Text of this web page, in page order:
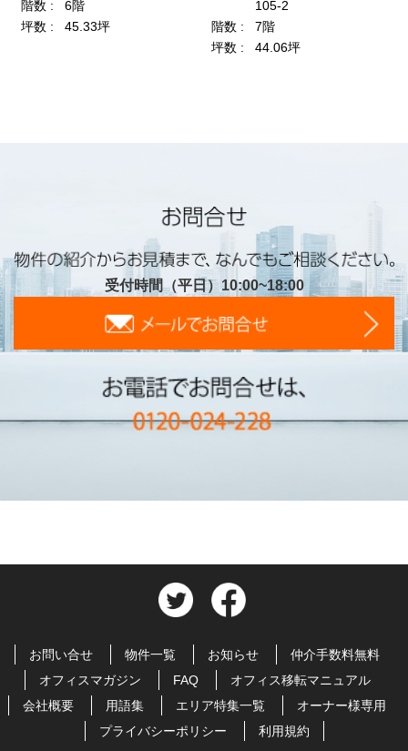
受付時間（平日）10:00~18:00
お問い合せ 物件一覧 お知らせ
仲介手数料無料
オフィスマガジン
FAQ
オフィス移転マニュアル
会社概要
用語集 エリア特集一覧
オーナー様専用
プライバシーポリシー
利用規約